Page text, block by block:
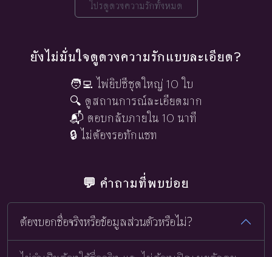
โปรดูดวงความรักทั้งหมด
ยังไม่มั่นใจดูดวงความรักแบบละเอียด?
🧑‍💻 ไพ่ยิปซีชุดใหญ่ 10 ใบ
🔍 ดูสถานการณ์ละเอียดมาก
📬 ตอบกลับภายใน 10 นาที
🔒 ไม่ต้องรอทักแชท
💬 คำถามที่พบบ่อย
ต้องบอกชื่อจริงหรือข้อมูลส่วนตัวหรือไม่?